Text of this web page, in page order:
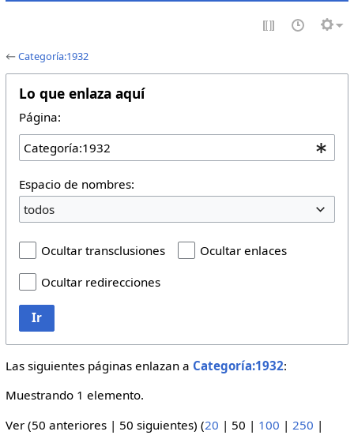
←Categoría:1932
Lo que enlaza aquí
Página:
Espacio de nombres:
todos
Ocultar transclusiones
Ocultar enlaces
Ocultar redirecciones
Ir
Las siguientes páginas enlazan a Categoría:1932:
Muestrando 1 elemento.
Ver (50 anteriores| 50 siguientes) (20 | 50 | 100 | 250 |